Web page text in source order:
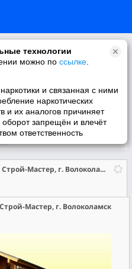
технологии
можно по ссылке
и связанная с ними
наркотических
и их аналогов причиняет
запрещён и влечёт
ответственность
Строительная компания Строй-Мастер, г. Волоколамск
Мастер, г. Волоколамск